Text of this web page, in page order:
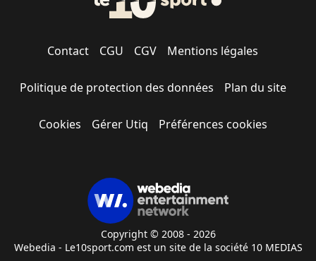
Contact CGU CGV Mentions légales
Politique de protection des données Plan du site
Cookies Gérer Utiq Préférences cookies
Copyright © 2008 - 2026
Webedia - Le10sport.com est un site de la société 10 MEDIAS